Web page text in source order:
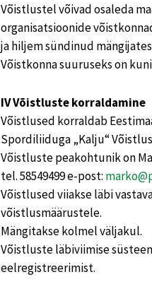
Võistlustel võivad osaleda
organisatsioonide
ja hiljem sündinud
Võistkonna suuruseks on
IV Võistluste korraldamine
Võistlused korraldab
Spordiliiduga „Kalju“
Võistluste peakohtunik on
tel. 58549499 e-post:
Võistlused viiakse läbi
võistlusmäärustele.
Mängitakse kolmel väljakul.
Võistluste läbiviimise
eelregistreerimist.